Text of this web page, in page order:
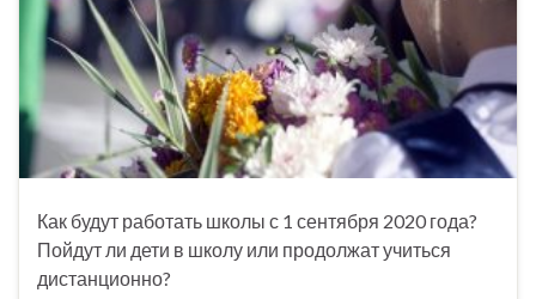
Как будут работать школы с 1 сентября 2020 года?
Пойдут ли дети в школу или продолжат учиться
дистанционно?